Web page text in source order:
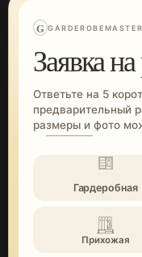
G GARDEROBEMASTER
Заявка
Ответьте на 5
предварительный
размеры и фото
Гардеробная
Прихожая